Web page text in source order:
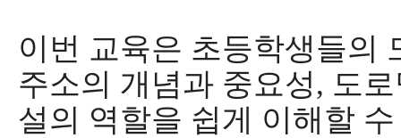
이번 교육은 초등학생들의
주소의 개념과 중요성, 도
설의 역할을 쉽게 이해할